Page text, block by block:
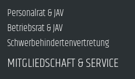
Personalrat & JAV
Betriebsrat & JAV
Schwerbehindertenvertretung
MITGLIEDSCHAFT & SERVICE